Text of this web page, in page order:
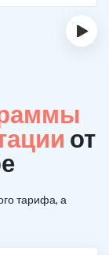
›
от
тарифа, а